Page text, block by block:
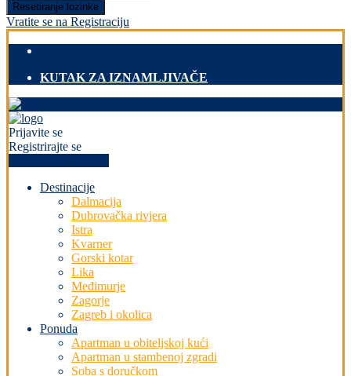
Resetiranje lozinke
Vratite se na Registraciju
KUTAK ZA IZNAMLJIVAČE
Prijavite se
Registrirajte se
Destinacije
Dalmacija
Dubrovačka rivjera
Istra
Kvarner
Gorski kotar
Lika
Međimurje
Zagorje
Zagreb i okolica
Ponuda
Apartman u obiteljskoj kući
Apartman u stambenoj zgradi
Soba s doručkom